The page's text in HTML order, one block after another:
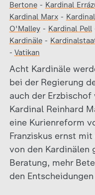
Bertone- Kardinal
Kardinal Marx-
O'Malley- Kardinal Pell
Kardinäle-
- Vatikan
Acht Kardinäle
bei der Regierung
auch der
Kardinal Reinhard
eine Kurienreform
Franziskus ernst
von den Kardinälen
Beratung, mehr
den